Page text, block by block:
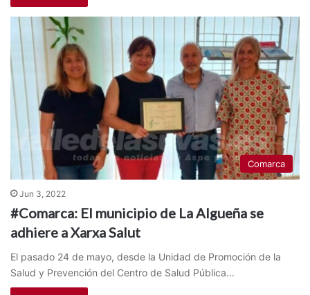
Comarca
Jun 3, 2022
#Comarca: El municipio de La Algueña se
adhiere a Xarxa Salut
El pasado 24 de mayo, desde la Unidad de Promoción de la
Salud y Prevención del Centro de Salud Pública…